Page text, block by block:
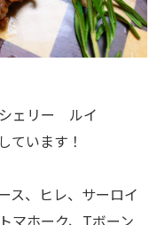
ェリー ルイ
ています！
ス、ヒレ、サーロイ
マホーク、Tボーン